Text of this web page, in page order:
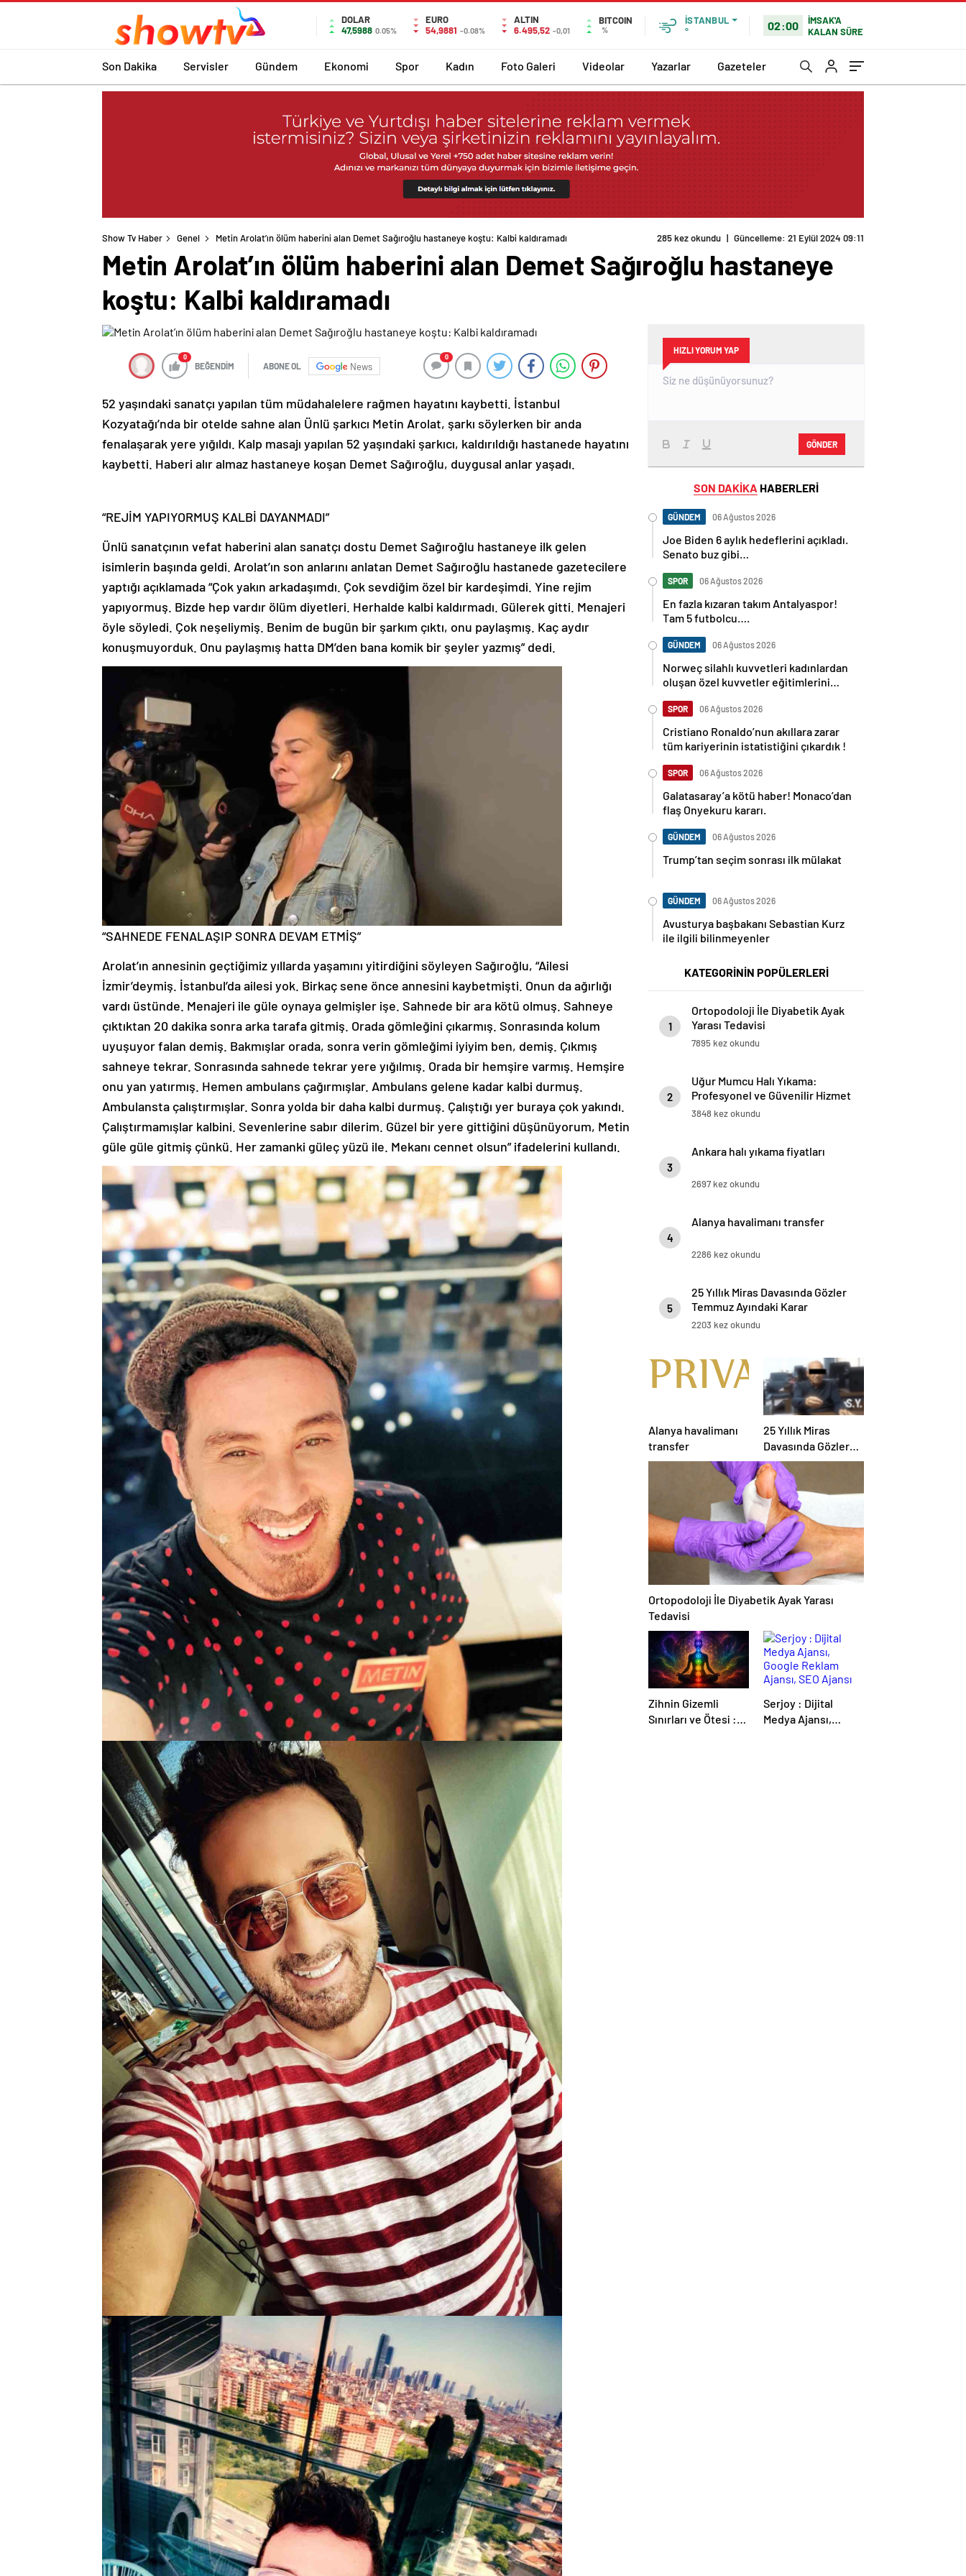
DOLAR
47,5988 0.05%
EURO
54,9881 -0.08%
ALTIN
6.495,52 -0,01
BITCOIN
%
İSTANBUL
°
02:00
İMSAK'A
KALAN SÜRE
Son Dakika Servisler Gündem Ekonomi Spor Kadın Foto Galeri Videolar Yazarlar Gazeteler
Show Tv Haber Genel Metin Arolat’ın ölüm haberini alan Demet Sağıroğlu hastaneye koştu: Kalbi kaldıramadı 285 kez okundu | Güncelleme: 21 Eylül 2024 09:11
Metin Arolat’ın ölüm haberini alan Demet Sağıroğlu hastaneye
koştu: Kalbi kaldıramadı
0
BEĞENDİM ABONE OL News
0
52 yaşındaki sanatçı yapılan tüm müdahalelere rağmen hayatını kaybetti. İstanbul
Kozyatağı’nda bir otelde sahne alan Ünlü şarkıcı Metin Arolat, şarkı söylerken bir anda
fenalaşarak yere yığıldı. Kalp masajı yapılan 52 yaşındaki şarkıcı, kaldırıldığı hastanede hayatını
kaybetti. Haberi alır almaz hastaneye koşan Demet Sağıroğlu, duygusal anlar yaşadı.
“REJİM YAPIYORMUŞ KALBİ DAYANMADI”
Ünlü sanatçının vefat haberini alan sanatçı dostu Demet Sağıroğlu hastaneye ilk gelen
isimlerin başında geldi. Arolat’ın son anlarını anlatan Demet Sağıroğlu hastanede gazetecilere
yaptığı açıklamada “Çok yakın arkadaşımdı. Çok sevdiğim özel bir kardeşimdi. Yine rejim
yapıyormuş. Bizde hep vardır ölüm diyetleri. Herhalde kalbi kaldırmadı. Gülerek gitti. Menajeri
öyle söyledi. Çok neşeliymiş. Benim de bugün bir şarkım çıktı, onu paylaşmış. Kaç aydır
konuşmuyorduk. Onu paylaşmış hatta DM’den bana komik bir şeyler yazmış” dedi.
“SAHNEDE FENALAŞIP SONRA DEVAM ETMİŞ”
Arolat’ın annesinin geçtiğimiz yıllarda yaşamını yitirdiğini söyleyen Sağıroğlu, “Ailesi
İzmir’deymiş. İstanbul’da ailesi yok. Birkaç sene önce annesini kaybetmişti. Onun da ağırlığı
vardı üstünde. Menajeri ile güle oynaya gelmişler işe. Sahnede bir ara kötü olmuş. Sahneye
çıktıktan 20 dakika sonra arka tarafa gitmiş. Orada gömleğini çıkarmış. Sonrasında kolum
uyuşuyor falan demiş. Bakmışlar orada, sonra verin gömleğimi iyiyim ben, demiş. Çıkmış
sahneye tekrar. Sonrasında sahnede tekrar yere yığılmış. Orada bir hemşire varmış. Hemşire
onu yan yatırmış. Hemen ambulans çağırmışlar. Ambulans gelene kadar kalbi durmuş.
Ambulansta çalıştırmışlar. Sonra yolda bir daha kalbi durmuş. Çalıştığı yer buraya çok yakındı.
Çalıştırmamışlar kalbini. Sevenlerine sabır dilerim. Güzel bir yere gittiğini düşünüyorum, Metin
güle güle gitmiş çünkü. Her zamanki güleç yüzü ile. Mekanı cennet olsun” ifadelerini kullandı.
HIZLI YORUM YAP
GÖNDER
SON DAKİKA HABERLERİ
GÜNDEM 06 Ağustos 2026
Joe Biden 6 aylık hedeflerini açıkladı.
Senato buz gibi…
SPOR 06 Ağustos 2026
En fazla kızaran takım Antalyaspor!
Tam 5 futbolcu….
GÜNDEM 06 Ağustos 2026
Norweç silahlı kuvvetleri kadınlardan
oluşan özel kuvvetler eğitimlerini
SPOR 06 Ağustos 2026
Cristiano Ronaldo’nun akıllara zarar
tüm kariyerinin istatistiğini çıkardık !
SPOR 06 Ağustos 2026
Galatasaray’a kötü haber! Monaco’dan
flaş Onyekuru kararı.
GÜNDEM 06 Ağustos 2026
Trump’tan seçim sonrası ilk mülakat
GÜNDEM 06 Ağustos 2026
Avusturya başbakanı Sebastian Kurz
ile ilgili bilinmeyenler
KATEGORİNİN POPÜLERLERİ
1
Ortopodoloji İle Diyabetik Ayak
Yarası Tedavisi
7895 kez okundu
2
Uğur Mumcu Halı Yıkama:
Profesyonel ve Güvenilir Hizmet
3848 kez okundu
3
Ankara halı yıkama fiyatları
2697 kez okundu
4
Alanya havalimanı transfer
2286 kez okundu
5
25 Yıllık Miras Davasında Gözler
Temmuz Ayındaki Karar
Duruşmasına Çevrildi
2203 kez okundu
Alanya havalimanı
transfer
25 Yıllık Miras
Davasında Gözler
Temmuz Ayındaki
Karar Duruşmasına
Çevrildi
Ortopodoloji İle Diyabetik Ayak Yarası
Tedavisi
Zihnin Gizemli
Sınırları ve Ötesi :
Serjoy : Dijital
Medya Ajansı,